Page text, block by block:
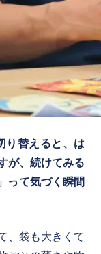
り替えると、は
が、続けてみる
って気づく瞬間
、袋も大きくて